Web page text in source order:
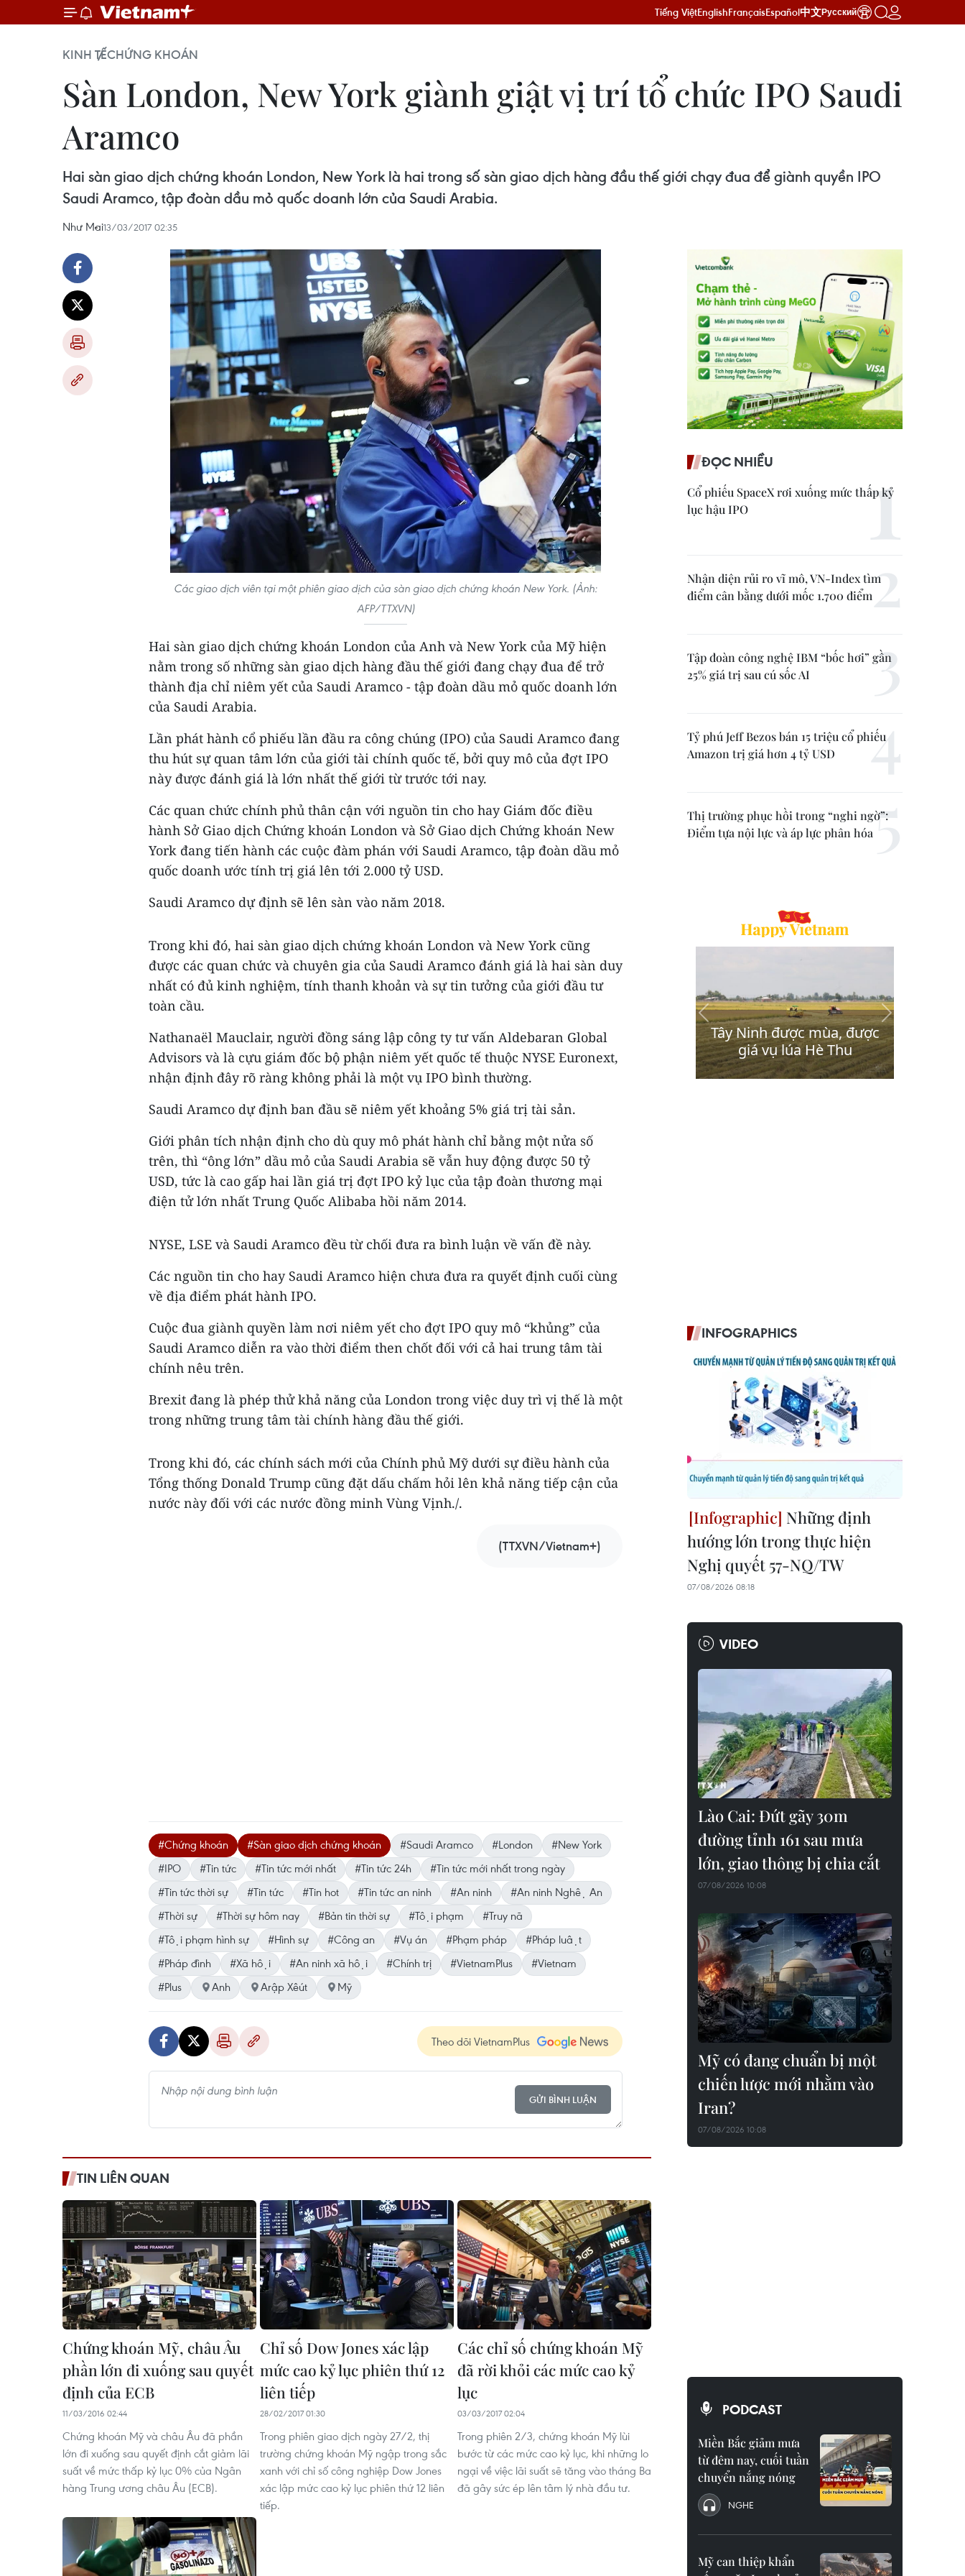
Tiếng ViệtEnglishFrançaisEspañol中文Русский
KINH TẾCHỨNG KHOÁN
Sàn London, New York giành giật vị trí tổ chức IPO Saudi
Aramco
Hai sàn giao dịch chứng khoán London, New York là hai trong số sàn giao dịch hàng đầu thế giới chạy đua để giành quyền IPO
Saudi Aramco, tập đoàn dầu mỏ quốc doanh lớn của Saudi Arabia.
Như Mai13/03/2017 02:35
Các giao dịch viên tại một phiên giao dịch của sàn giao dịch chứng khoán New York. (Ảnh:
AFP/TTXVN)
Hai sàn giao dịch chứng khoán London của Anh và New York của Mỹ hiện
nằm trong số những sàn giao dịch hàng đầu thế giới đang chạy đua để trở
thành địa chỉ niêm yết của Saudi Aramco - tập đoàn dầu mỏ quốc doanh lớn
của Saudi Arabia.
Lần phát hành cổ phiếu lần đầu ra công chúng (IPO) của Saudi Aramco đang
thu hút sự quan tâm lớn của giới tài chính quốc tế, bởi quy mô của đợt IPO
này được đánh giá là lớn nhất thế giới từ trước tới nay.
Các quan chức chính phủ thân cận với nguồn tin cho hay Giám đốc điều
hành Sở Giao dịch Chứng khoán London và Sở Giao dịch Chứng khoán New
York đang tiến hành các cuộc đàm phán với Saudi Aramco, tập đoàn dầu mỏ
quốc doanh ước tính trị giá lên tới 2.000 tỷ USD.
Saudi Aramco dự định sẽ lên sàn vào năm 2018.
Trong khi đó, hai sàn giao dịch chứng khoán London và New York cũng
được các quan chức và chuyên gia của Saudi Aramco đánh giá là hai sàn duy
nhất có đủ kinh nghiệm, tính thanh khoản và sự tin tưởng của giới đầu tư
toàn cầu.
Nathanaël Mauclair, người đồng sáng lập công ty tư vấn Aldebaran Global
Advisors và là cựu giám đốc bộ phận niêm yết quốc tế thuộc NYSE Euronext,
nhận định đây rõ ràng không phải là một vụ IPO bình thường.
Saudi Aramco dự định ban đầu sẽ niêm yết khoảng 5% giá trị tài sản.
Giới phân tích nhận định cho dù quy mô phát hành chỉ bằng một nửa số
trên, thì “ông lớn” dầu mỏ của Saudi Arabia sẽ vẫn huy động được 50 tỷ
USD, tức là cao gấp hai lần giá trị đợt IPO kỷ lục của tập đoàn thương mại
điện tử lớn nhất Trung Quốc Alibaba hồi năm 2014.
NYSE, LSE và Saudi Aramco đều từ chối đưa ra bình luận về vấn đề này.
Các nguồn tin cho hay Saudi Aramco hiện chưa đưa ra quyết định cuối cùng
về địa điểm phát hành IPO.
Cuộc đua giành quyền làm nơi niêm yết cho đợt IPO quy mô “khủng” của
Saudi Aramco diễn ra vào thời điểm then chốt đối với cả hai trung tâm tài
chính nêu trên.
Brexit đang là phép thử khả năng của London trong việc duy trì vị thế là một
trong những trung tâm tài chính hàng đầu thế giới.
Trong khi đó, các chính sách mới của Chính phủ Mỹ dưới sự điều hành của
Tổng thống Donald Trump cũng đặt dấu chấm hỏi lên khả năng tiếp cận của
nước này đối với các nước đồng minh Vùng Vịnh./.
(TTXVN/Vietnam+)
#Chứng khoán #Sàn giao dịch chứng khoán #Saudi Aramco #London
#New York
#IPO
#Tin tức #Tin tức mới nhất #Tin tức 24h
#Tin tức mới nhất trong ngày
#Tin tức thời sự
#Tin tức #Tin hot #Tin tức an ninh #An ninh
#An ninh Nghệ An
#Thời sự
#Thời sự hôm nay #Bản tin thời sự #Tội phạm
#Truy nã
#Tội phạm hình sự
#Hình sự #Công an #Vụ án #Phạm pháp
#Pháp luật
#Pháp đình
#Xã hội #An ninh xã hội #Chính trị #VietnamPlus
#Vietnam
#Plus
Anh Arập Xêút Mỹ
Theo dõi VietnamPlus
GỬI BÌNH LUẬN
TIN LIÊN QUAN
Chứng khoán Mỹ, châu Âu
phần lớn đi xuống sau quyết
định của ECB
11/03/2016 02:44
Chứng khoán Mỹ và châu Âu đã phần
lớn đi xuống sau quyết định cắt giảm lãi
suất về mức thấp kỷ lục 0% của Ngân
hàng Trung ương châu Âu (ECB).
Chỉ số Dow Jones xác lập
mức cao kỷ lục phiên thứ 12
liên tiếp
28/02/2017 01:30
Trong phiên giao dịch ngày 27/2, thị
trường chứng khoán Mỹ ngập trong sắc
xanh với chỉ số công nghiệp Dow Jones
xác lập mức cao kỷ lục phiên thứ 12 liên
tiếp.
Các chỉ số chứng khoán Mỹ
đã rời khỏi các mức cao kỷ
lục
03/03/2017 02:04
Trong phiên 2/3, chứng khoán Mỹ lùi
bước từ các mức cao kỷ lục, khi những lo
ngại về việc lãi suất sẽ tăng vào tháng Ba
đã gây sức ép lên tâm lý nhà đầu tư.
ĐỌC NHIỀU
Cổ phiếu SpaceX rơi xuống mức thấp kỷ
lục hậu IPO
Nhận diện rủi ro vĩ mô, VN-Index tìm
điểm cân bằng dưới mốc 1.700 điểm
Tập đoàn công nghệ IBM “bốc hơi” gần
25% giá trị sau cú sốc AI
Tỷ phú Jeff Bezos bán 15 triệu cổ phiếu
Amazon trị giá hơn 4 tỷ USD
Thị trường phục hồi trong “nghi ngờ”:
Điểm tựa nội lực và áp lực phân hóa
INFOGRAPHICS
Những định
hướng lớn trong thực hiện
Nghị quyết 57-NQ/TW
07/08/2026 08:18
VIDEO
Lào Cai: Đứt gãy 30m
đường tỉnh 161 sau mưa
lớn, giao thông bị chia cắt
07/08/2026 10:08
Mỹ có đang chuẩn bị một
chiến lược mới nhằm vào
Iran?
07/08/2026 10:08
PODCAST
Miền Bắc giảm mưa
từ đêm nay, cuối tuần
chuyển nắng nóng
NGHE
Mỹ can thiệp khẩn